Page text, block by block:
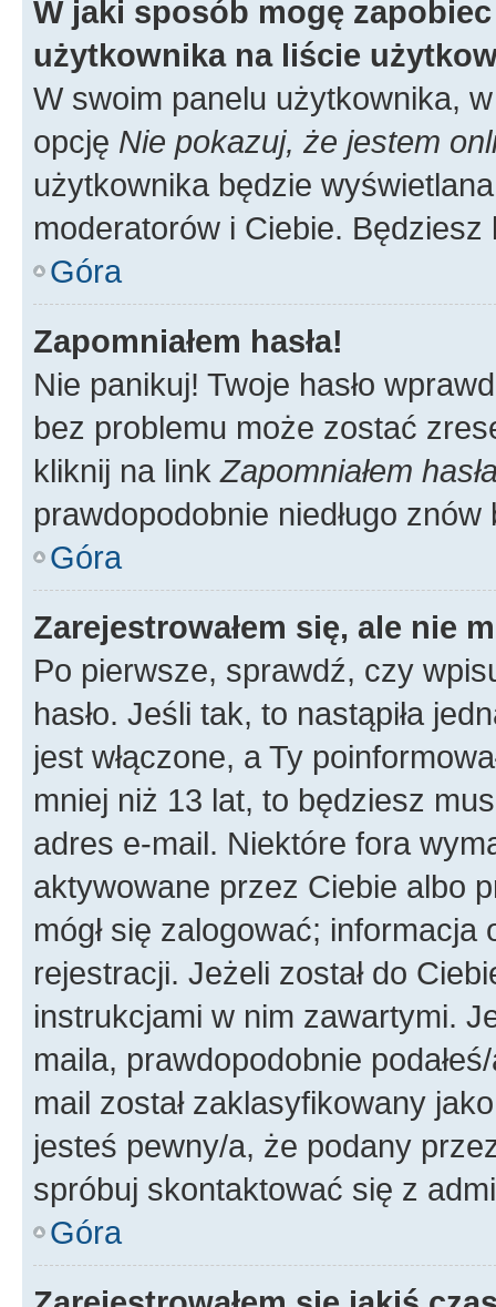
W jaki sposób mogę
użytkownika na liście
W swoim panelu użytkownika,
opcję Nie pokazuj, że jestem
użytkownika będzie
moderatorów i Ciebie.
Góra
Zapomniałem hasła!
Nie panikuj! Twoje hasło
bez problemu może zostać
kliknij na link Zapomniałem
prawdopodobnie niedługo
Góra
Zarejestrowałem się, ale nie
Po pierwsze, sprawdź, czy
hasło. Jeśli tak, to nastąpiła
jest włączone, a Ty
mniej niż 13 lat, to będziesz
adres e-mail. Niektóre fora
aktywowane przez Ciebie albo
mógł się zalogować;
rejestracji. Jeżeli został do
instrukcjami w nim zawartymi.
maila, prawdopodobnie
mail został zaklasyfikowany
jesteś pewny/a, że podany
spróbuj skontaktować się z
Góra